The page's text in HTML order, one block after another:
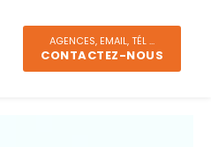
AGENCES, EMAIL, TÉL ...
CONTACTEZ-NOUS